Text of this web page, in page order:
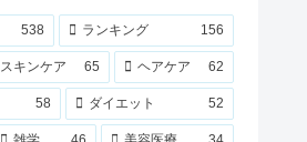
538 ランキング 156
スキンケア 65 ヘアケア 62
58 ダイエット 52